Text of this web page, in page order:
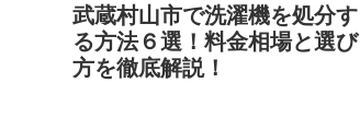
武蔵村山市で洗濯機を処分す
る方法６選！料金相場と選び
方を徹底解説！